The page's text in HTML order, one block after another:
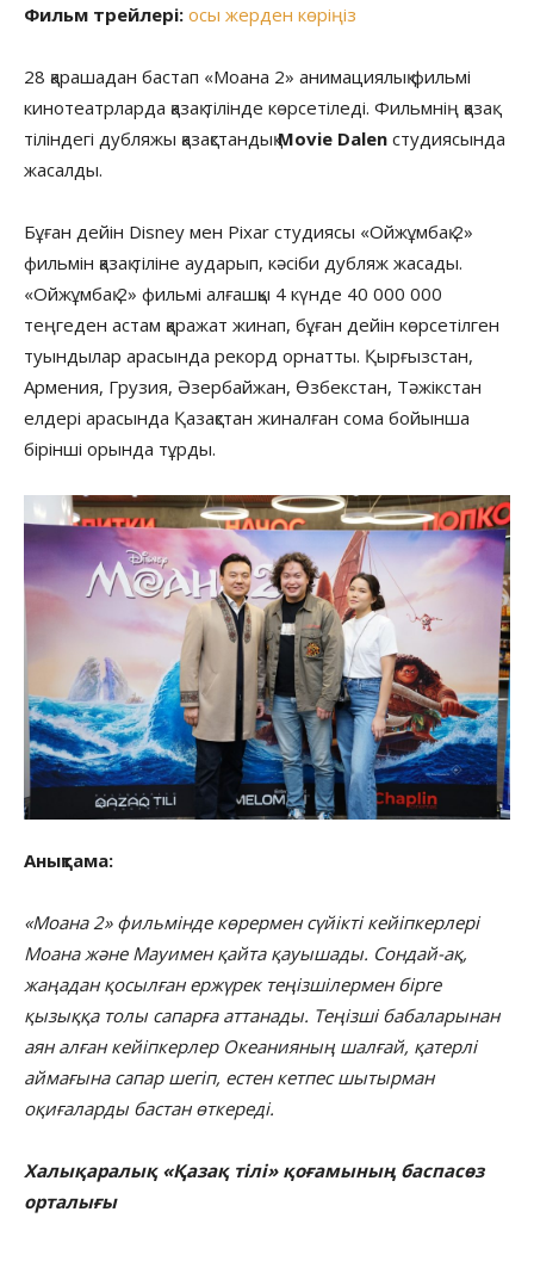
Фильм трейлері: осы жерден көріңіз
28 қарашадан бастап «Моана 2» анимациялық фильмі
кинотеатрларда қазақ тілінде көрсетіледі. Фильмнің қазақ
тіліндегі дубляжы қазақстандықMovie Dalen студиясында
жасалды.
Бұған дейін Disney мен Pixar студиясы «Ойжұмбақ 2»
фильмін қазақ тіліне аударып, кәсіби дубляж жасады.
«Ойжұмбақ 2» фильмі алғашқы 4 күнде 40 000 000
теңгеден астам қаражат жинап, бұған дейін көрсетілген
туындылар арасында рекорд орнатты. Қырғызстан,
Армения, Грузия, Әзербайжан, Өзбекстан, Тәжікстан
елдері арасында Қазақстан жиналған сома бойынша
бірінші орында тұрды.
Анықтама:
«Моана 2» фильмінде көрермен сүйікті кейіпкерлері
Моана және Мауимен қайта қауышады. Сондай-ақ,
жаңадан қосылған ержүрек теңізшілермен бірге
қызыққа толы сапарға аттанады. Теңізші бабаларынан
аян алған кейіпкерлер Океанияның шалғай, қатерлі
аймағына сапар шегіп, естен кетпес шытырман
оқиғаларды бастан өткереді.
Халықаралық «Қазақ тілі» қоғамының баспасөз
орталығы